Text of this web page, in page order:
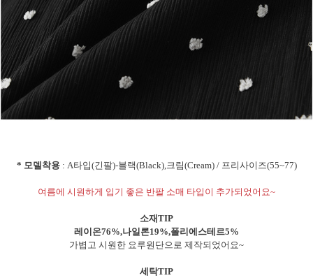
* 모델착용: A타입(긴팔)-블랙(Black),크림(Cream) / 프리사이즈(55~77)
여름에 시원하게 입기 좋은 반팔 소매 타입이 추가되었어요~
소재TIP
레이온76%,나일론19%,폴리에스테르5%
가볍고 시원한 요루원단으로 제작되었어요~
세탁TIP